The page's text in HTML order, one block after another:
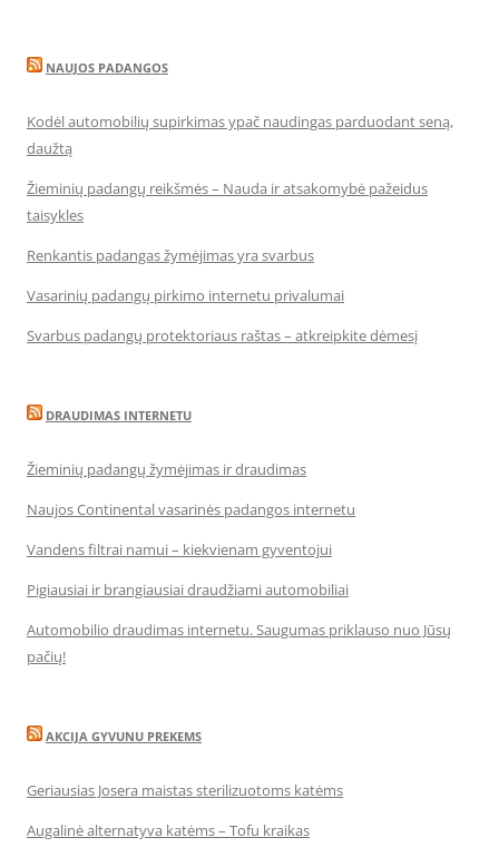
NAUJOS PADANGOS
Kodėl automobilių supirkimas ypač naudingas parduodant seną,
daužtą
Žieminių padangų reikšmės – Nauda ir atsakomybė pažeidus
taisykles
Renkantis padangas žymėjimas yra svarbus
Vasarinių padangų pirkimo internetu privalumai
Svarbus padangų protektoriaus raštas – atkreipkite dėmesį
DRAUDIMAS INTERNETU
Žieminių padangų žymėjimas ir draudimas
Naujos Continental vasarinės padangos internetu
Vandens filtrai namui – kiekvienam gyventojui
Pigiausiai ir brangiausiai draudžiami automobiliai
Automobilio draudimas internetu. Saugumas priklauso nuo Jūsų
pačių!
AKCIJA GYVUNU PREKEMS
Geriausias Josera maistas sterilizuotoms katėms
Augalinė alternatyva katėms – Tofu kraikas